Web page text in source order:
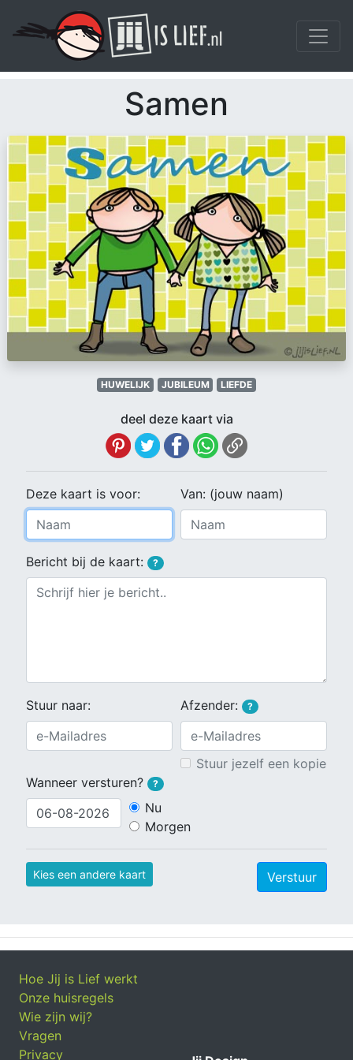
Samen
HUWELIJK JUBILEUM LIEFDE
deel deze kaart via
Deze kaart is voor: Van: (jouw naam)
Bericht bij de kaart: ?
Stuur naar: Afzender: ?
Stuur jezelf een kopie
Wanneer versturen?
?
Nu
Morgen
Kies een andere kaart Verstuur
Hoe Jij is Lief werkt
Onze huisregels
Wie zijn wij?
Vragen
Privacy